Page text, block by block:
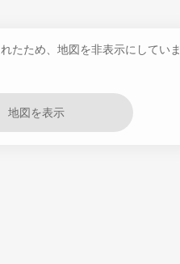
たため、地図を非表示にしていま
地図を表示